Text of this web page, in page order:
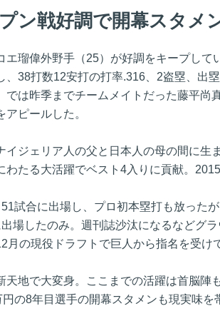
ン戦好調で開幕スタメ
エ瑠偉外野手（25）が好調をキープし
、38打数12安打の打率.316、2盗塁、出
では昨季までチームメイトだった藤平尚
アピールした。
イジェリア人の父と日本人の母の間に生
わたる大活躍でベスト4入りに貢献。
試合に出場し、プロ初本塁打も放った
場したのみ。週刊誌沙汰になるなどグ
月の現役ドラフトで巨人から指名を受け
天地で大変身。ここまでの活躍は首脳陣
の8年目選手の開幕スタメンも現実味を